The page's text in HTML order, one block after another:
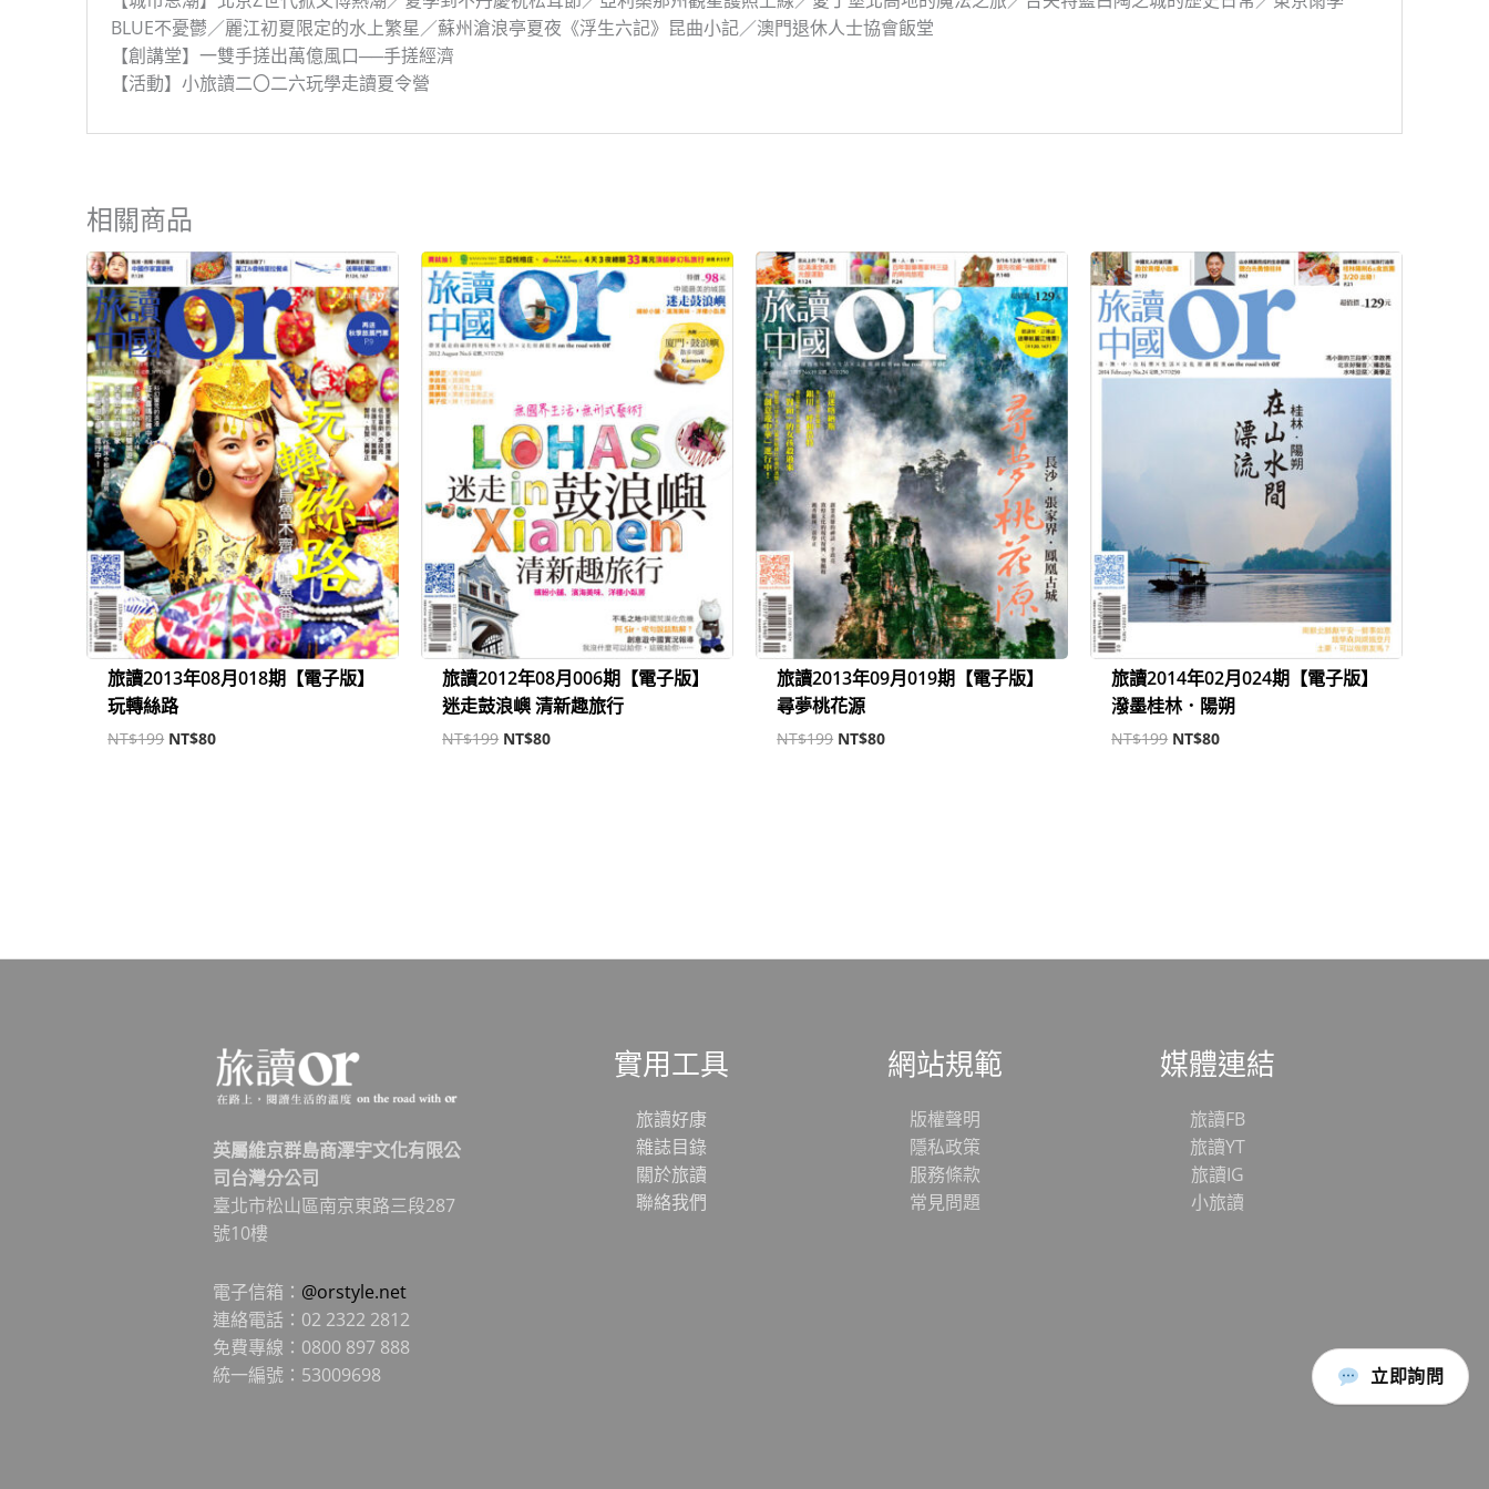
立即詢問
BLUE不憂鬱／麗江初夏限定的水上繁星／蘇州滄浪亭夏夜《浮生六記》昆曲小記／澳門退休人士協會飯堂
【創講堂】一雙手搓出萬億風口──手搓經濟
【活動】小旅讀二〇二六玩學走讀夏令營
相關商品
旅讀2013年08月018期【電子版】
玩轉絲路
NT$199
原
始
價
格：
NT$199。
NT$80
目
前
價
格：
NT$80。
旅讀2012年08月006期【電子版】
迷走鼓浪嶼 清新趣旅行
NT$199
原
始
價
格：
NT$199。
NT$80
目
前
價
格：
NT$80。
旅讀2013年09月019期【電子版】
尋夢桃花源
NT$199
原
始
價
格：
NT$199。
NT$80
目
前
價
格：
NT$80。
旅讀2014年02月024期【電子版】
潑墨桂林．陽朔
NT$199
原
始
價
格：
NT$199。
NT$80
目
前
價
格：
NT$80。
英屬維京群島商澤宇文化有限公
司台灣分公司
臺北市松山區南京東路三段287
號10樓
電子信箱： @orstyle.net
連絡電話：02 2322 2812
免費專線：0800 897 888
統一編號：53009698
實用工具
旅讀好康
雜誌目錄
關於旅讀
聯絡我們
網站規範
版權聲明
隱私政策
服務條款
常見問題
媒體連結
旅讀FB
旅讀YT
旅讀IG
小旅讀